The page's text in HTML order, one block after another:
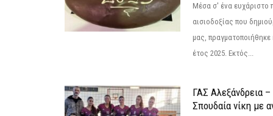
Μέσα σ' ένα ευχάριστο
αισιοδοξίας που
μας,
έτος 2025. Εκτός...
ΓΑΣ Αλεξάνδρεια
Σπουδαία νίκη με